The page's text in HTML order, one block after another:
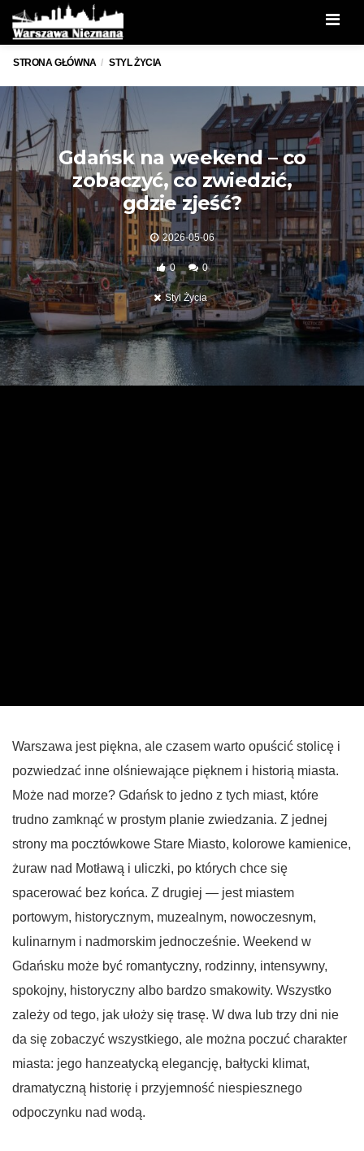
STRONA GŁÓWNA STYL ŻYCIA
Gdańsk na weekend – co
zobaczyć, co zwiedzić,
gdzie zjeść?
2026-05-06
0 0
Styl Życia
Warszawa jest piękna, ale czasem warto opuścić stolicę i
pozwiedzać inne olśniewające pięknem i historią miasta.
Może nad morze? Gdańsk to jedno z tych miast, które
trudno zamknąć w prostym planie zwiedzania. Z jednej
strony ma pocztówkowe Stare Miasto, kolorowe kamienice,
żuraw nad Motławą i uliczki, po których chce się
spacerować bez końca. Z drugiej — jest miastem
portowym, historycznym, muzealnym, nowoczesnym,
kulinarnym i nadmorskim jednocześnie. Weekend w
Gdańsku może być romantyczny, rodzinny, intensywny,
spokojny, historyczny albo bardzo smakowity. Wszystko
zależy od tego, jak ułoży się trasę. W dwa lub trzy dni nie
da się zobaczyć wszystkiego, ale można poczuć charakter
miasta: jego hanzeatycką elegancję, bałtycki klimat,
dramatyczną historię i przyjemność niespiesznego
odpoczynku nad wodą.